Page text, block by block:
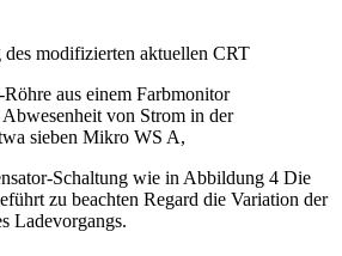
modifizierten aktuellen CRT
aus einem Farbmonitor
von Strom in der
sieben Mikro WS A,
Schaltung wie in Abbildung 4 Die
zu beachten Regard die Variation der
Ladevorgangs.